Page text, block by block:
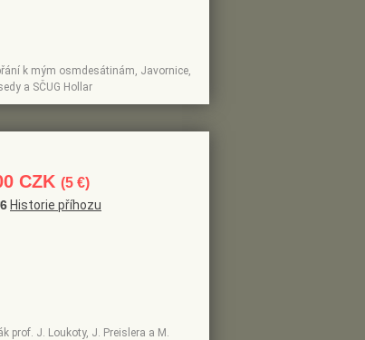
k mým osmdesátinám, Javornice,
a SČUG Hollar
prof. J. Loukoty, J. Preislera a M.
CZK (5 €)
Historie příhozu